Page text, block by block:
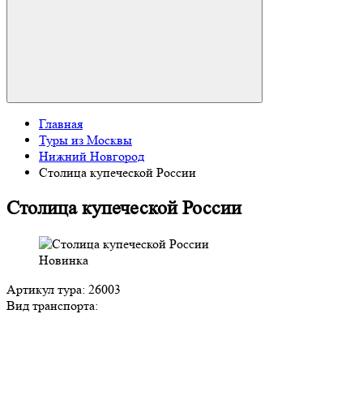
Главная
Туры из Москвы
Нижний Новгород
Столица купеческой России
Столица купеческой России
Новинка
Артикул тура: 26003
Вид транспорта: